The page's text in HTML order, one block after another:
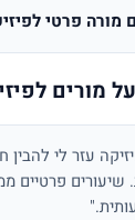
מורה פרטי
מורים
עזר לי להבין
שיעורים פרטיים